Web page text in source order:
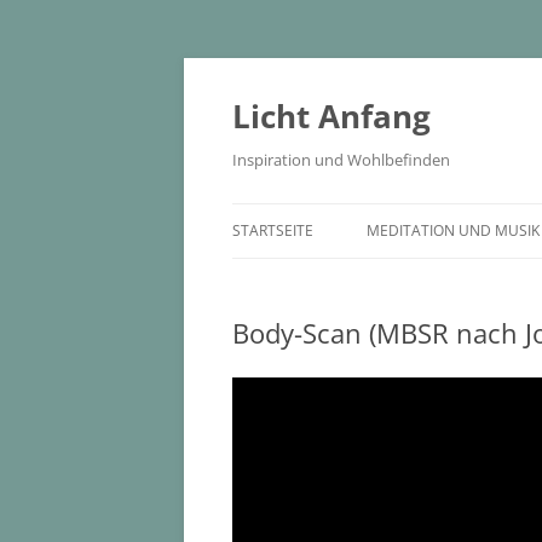
Zum
springen
Licht Anfang
Inspiration und Wohlbefinden
STARTSEITE MEDITATION UND MUSIK
Body-Scan (MBSR nach